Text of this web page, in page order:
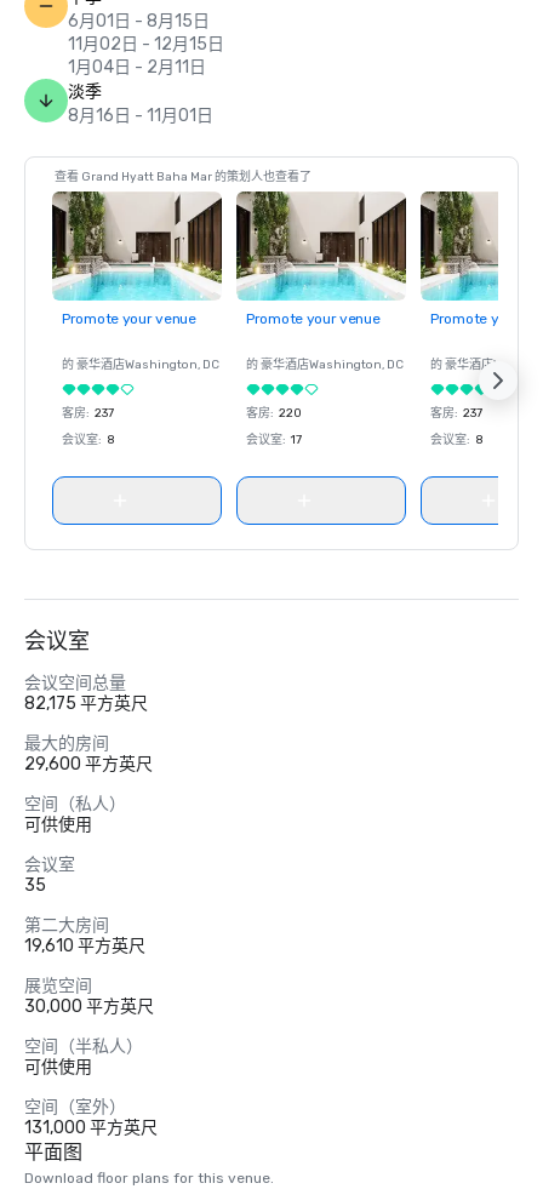
6月01日 - 8月15日
11月02日 - 12月15日
1月04日 - 2月11日
淡季
8月16日 - 11月01日
查看 Grand Hyatt Baha Mar 的策划人也查看了
Promote your venue
的 豪华酒店Washington, DC
客房: 237
会议室: 8
Promote your venue
的 豪华酒店Washington, DC
客房: 220
会议室: 17
Promote your
的 豪华酒店
客房: 237
会议室: 8
会议室
会议空间总量
82,175 平方英尺
最大的房间
29,600 平方英尺
空间（私人）
可供使用
会议室
35
第二大房间
19,610 平方英尺
展览空间
30,000 平方英尺
空间（半私人）
可供使用
空间（室外）
131,000 平方英尺
平面图
Download floor plans for this venue.